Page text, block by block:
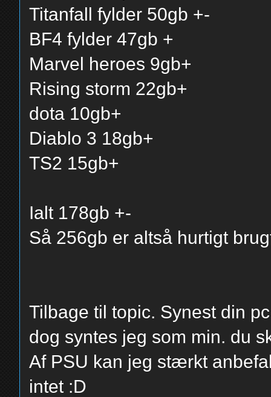
Titanfall fylder 50gb +-
BF4 fylder 47gb +
Marvel heroes 9gb+
Rising storm 22gb+
dota 10gb+
Diablo 3 18gb+
TS2 15gb+
Ialt 178gb +-
Så 256gb er altså hurtigt
Tilbage til topic. Synest din
dog syntes jeg som min. du
Af PSU kan jeg stærkt
intet :D